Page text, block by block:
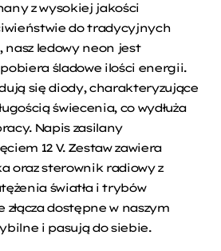
z wysokiej jakości
do tradycyjnych
nasz ledowy neon jest
śladowe ilości energii.
się diody, charakteryzujące
świecenia, co wydłuża
Napis zasilany
12 V. Zestaw zawiera
oraz sterownik radiowy z
światła i trybów
dostępne w naszym
i pasują do siebie.